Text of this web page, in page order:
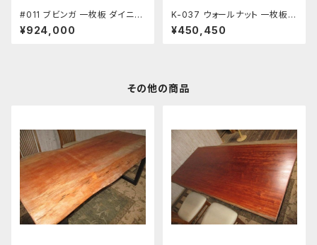
#011 ブビンガ 一枚板 ダイニン
グテーブル ワーキングデスク 座
卓 長さ160㎝ 幅123㎝ 厚み7.
¥924,000
K-037 ウォールナット 一枚板
ダイニングテーブル ワーキング
デスク 座卓 長さ255㎝ 幅70～
¥450,450
その他の商品